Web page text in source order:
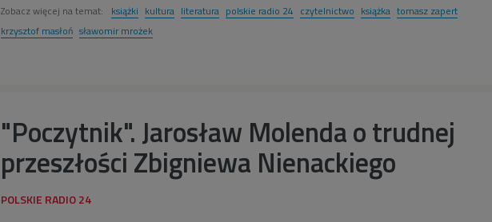
Zobacz więcej na temat: książki kultura literatura polskie radio 24 czytelnictwo książka tomasz zapert
krzysztof masłoń sławomir mrożek
"Poczytnik". Jarosław Molenda o trudnej
przeszłości Zbigniewa Nienackiego